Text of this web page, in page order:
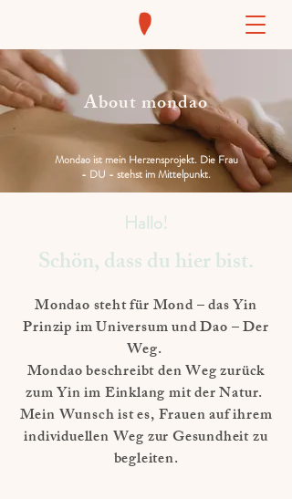
About mondao
Mondao ist mein Herzensprojekt. Die Frau
- DU - stehst im Mittelpunkt.
Hallo!
Schön, dass du hier bist.
Mondao steht für Mond – das Yin
Prinzip im Universum und Dao – Der
Weg.
Mondao beschreibt den Weg zurück
zum Yin im Einklang mit der Natur.
Mein Wunsch ist es, Frauen auf ihrem
individuellen Weg zur Gesundheit zu
begleiten.